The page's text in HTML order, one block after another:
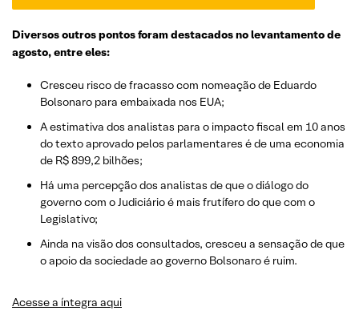
Diversos outros pontos foram destacados no levantamento de
agosto, entre eles:
Cresceu risco de fracasso com nomeação de Eduardo
Bolsonaro para embaixada nos EUA;
A estimativa dos analistas para o impacto fiscal em 10 anos
do texto aprovado pelos parlamentares é de uma economia
de R$ 899,2 bilhões;
Há uma percepção dos analistas de que o diálogo do
governo com o Judiciário é mais frutífero do que com o
Legislativo;
Ainda na visão dos consultados, cresceu a sensação de que
o apoio da sociedade ao governo Bolsonaro é ruim.
Acesse a íntegra aqui